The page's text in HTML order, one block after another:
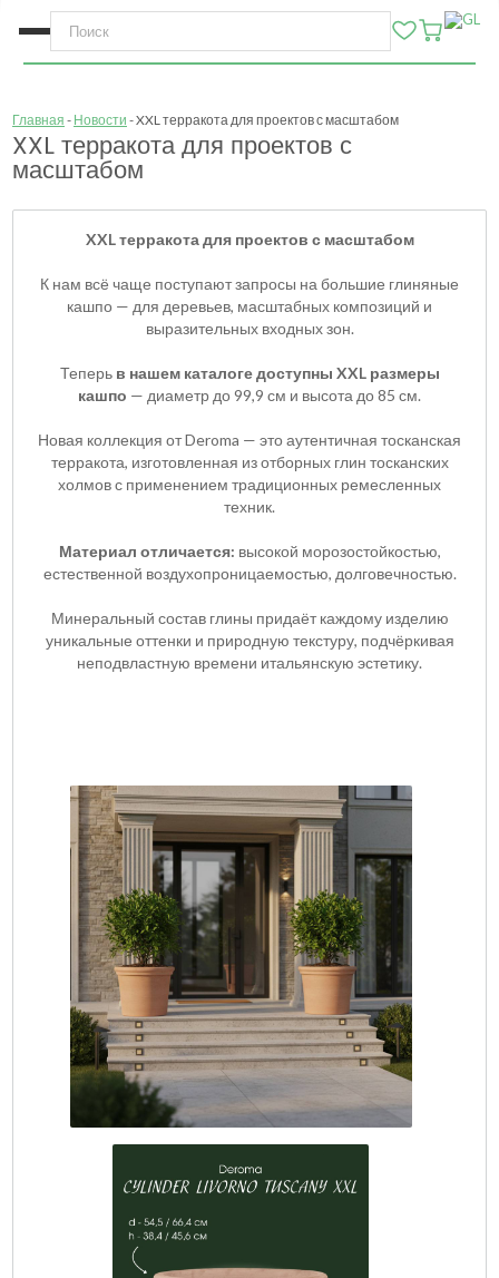
Главная Новости XXL терракота для проектов с масштабом
XXL терракота для проектов с
масштабом
XXL терракота для проектов с масштабом
К нам всё чаще поступают запросы на большие глиняные
кашпо — для деревьев, масштабных композиций и
выразительных входных зон.
Теперь в нашем каталоге доступны XXL размеры
кашпо — диаметр до 99,9 см и высота до 85 см.
Новая коллекция от Deroma — это аутентичная тосканская
терракота, изготовленная из отборных глин тосканских
холмов с применением традиционных ремесленных
техник.
Материал отличается: высокой морозостойкостью,
естественной воздухопроницаемостью, долговечностью.
Минеральный состав глины придаёт каждому изделию
уникальные оттенки и природную текстуру, подчёркивая
неподвластную времени итальянскую эстетику.